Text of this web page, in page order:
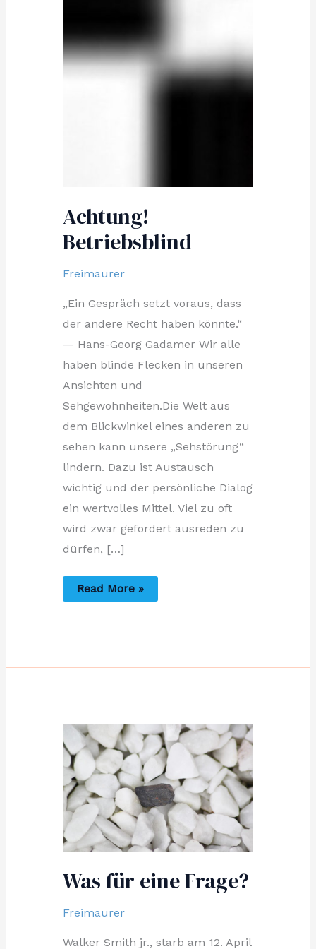
Achtung!
Betriebsblind
Freimaurer
„Ein Gespräch setzt voraus, dass
der andere Recht haben könnte.“
— Hans-Georg Gadamer Wir alle
haben blinde Flecken in unseren
Ansichten und
Sehgewohnheiten.Die Welt aus
dem Blickwinkel eines anderen zu
sehen kann unsere „Sehstörung“
lindern. Dazu ist Austausch
wichtig und der persönliche Dialog
ein wertvolles Mittel. Viel zu oft
wird zwar gefordert ausreden zu
dürfen, […]
Achtung!
Betriebsblind
Read More »
Was für eine Frage?
Freimaurer
Walker Smith jr., starb am 12. April